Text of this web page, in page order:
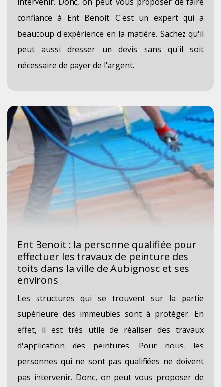
confiance à Ent Benoit. C'est un expert qui a
beaucoup d'expérience en la matière. Sachez qu'il
peut aussi dresser un devis sans qu'il soit
nécessaire de payer de l'argent.
Ent Benoit : la personne qualifiée pour
effectuer les travaux de peinture des
toits dans la ville de Aubignosc et ses
environs
Les structures qui se trouvent sur la partie
supérieure des immeubles sont à protéger. En
effet, il est très utile de réaliser des travaux
d'application des peintures. Pour nous, les
personnes qui ne sont pas qualifiées ne doivent
pas intervenir. Donc, on peut vous proposer de